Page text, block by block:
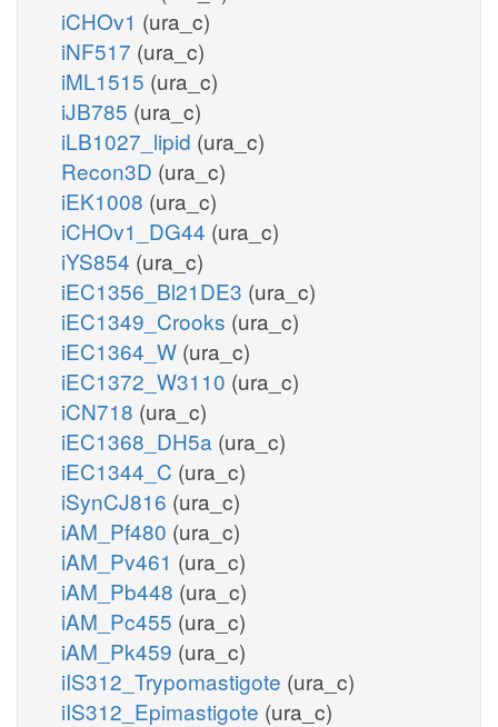
iCHOv1 (ura_c)
iNF517 (ura_c)
iML1515 (ura_c)
iJB785 (ura_c)
iLB1027_lipid (ura_c)
Recon3D (ura_c)
iEK1008 (ura_c)
iCHOv1_DG44 (ura_c)
iYS854 (ura_c)
iEC1356_Bl21DE3 (ura_c)
iEC1349_Crooks (ura_c)
iEC1364_W (ura_c)
iEC1372_W3110 (ura_c)
iCN718 (ura_c)
iEC1368_DH5a (ura_c)
iEC1344_C (ura_c)
iSynCJ816 (ura_c)
iAM_Pf480 (ura_c)
iAM_Pv461 (ura_c)
iAM_Pb448 (ura_c)
iAM_Pc455 (ura_c)
iAM_Pk459 (ura_c)
iIS312_Trypomastigote (ura_c)
iIS312_Epimastigote (ura_c)